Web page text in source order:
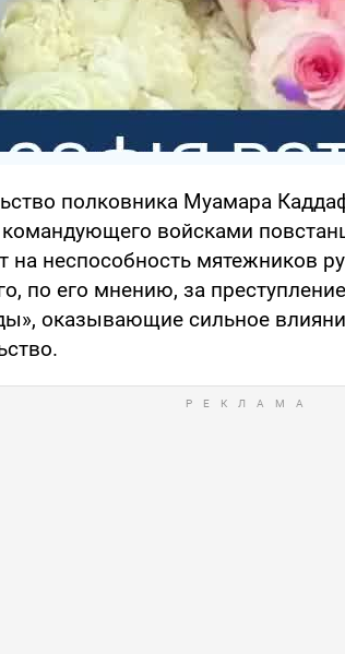
полковника Муамара
командующего войсками
на неспособность мятежников
по его мнению, за
оказывающие сильное